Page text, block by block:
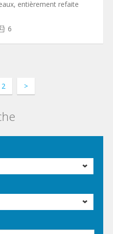
entièrement refaite
6
2 >